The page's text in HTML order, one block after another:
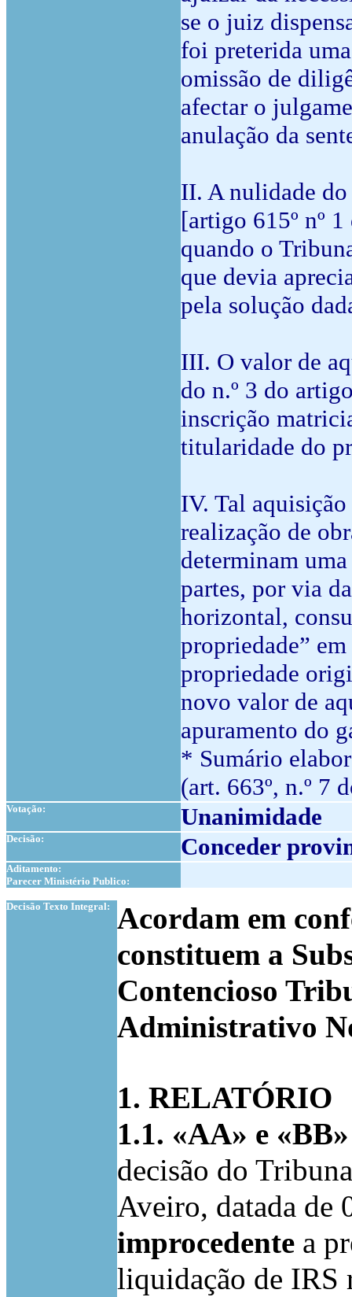
se o juiz
foi preterida
omissão de
afectar o
anulação da
II. A nulidade
[artigo 615º nº
quando o
que devia
pela solução
III. O valor de
do n.º 3 do
inscrição
titularidade do
IV. Tal
realização de
determinam
partes, por via
horizontal,
propriedade”
propriedade
novo valor de
apuramento do
* Sumário
(art. 663º, n.º 7
Votação: Unanimidade
Decisão: Conceder
Aditamento:
Parecer Ministério Publico:
Decisão Texto Integral:
Acordam em
constituem a
Contencioso
Administrativo
1. RELATÓRIO
1.1. «AA» e
decisão do
Aveiro, datada de
improcedente a
liquidação de IRS